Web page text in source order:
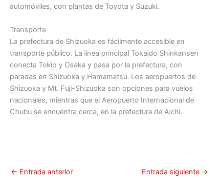
automóviles, con plantas de Toyota y Suzuki.
Transporte
La prefectura de Shizuoka es fácilmente accesible en
transporte público. La línea principal Tokaido Shinkansen
conecta Tokio y Osaka y pasa por la prefectura, con
paradas en Shizuoka y Hamamatsu. Los aeropuertos de
Shizuoka y Mt. Fuji-Shizuoka son opciones para vuelos
nacionales, mientras que el Aeropuerto Internacional de
Chubu se encuentra cerca, en la prefectura de Aichi.
← Entrada anterior Entrada siguiente →